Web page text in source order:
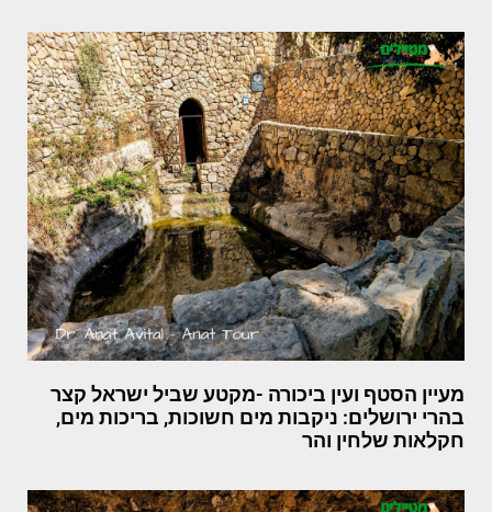
מעיין הסטף ועין ביכורה -מקטע שביל ישראל קצר
בהרי ירושלים: ניקבות מים חשוכות, בריכות מים,
חקלאות שלחין והר